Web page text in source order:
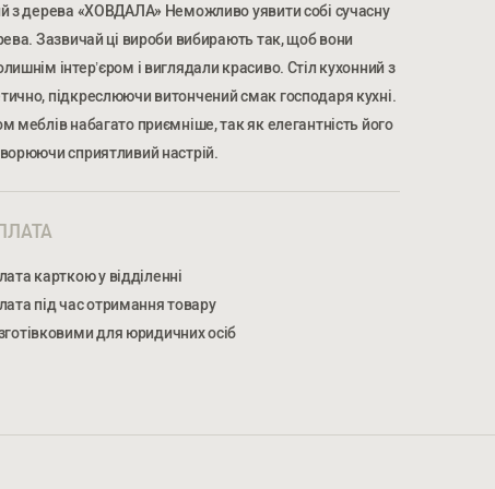
з дерева «ХОВДАЛА» Неможливо уявити собі сучасну
Зазвичай ці вироби вибирають так, щоб вони
інтер’єром і виглядали красиво. Стіл кухонний з
підкреслюючи витончений смак господаря кухні.
меблів набагато приємніше, так як елегантність його
сприятливий настрій.
карткою у відділенні
під час отримання товару
для юридичних осіб
ТЕЛЕФОНУ *